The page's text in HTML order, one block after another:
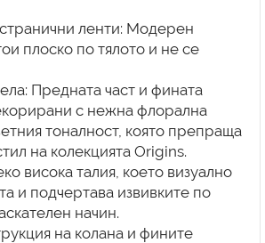
ленти: Модерен
плоско по тялото и не се
Предната част и фината
с нежна флорална
тоналност, която препраща
на колекцията Origins.
висока талия, което визуално
и подчертава извивките по
начин.
на колана и фините